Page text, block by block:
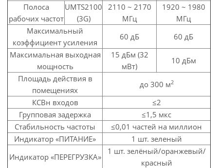
Полоса
рабочих частот
UMTS2100
(3G)
2110 ~ 2170
МГц
1920 ~ 1980
МГц
Максимальный
коэффициент усиления
60 дБ
60 дБ
Максимальная выходная
мощность
15 дБм (32
мВт)
10 дБм
Площадь действия в
помещениях
до 300 м2
КСВн входов
≤2
Групповая задержка
≤1,5 мкс
Стабильность частоты
≤0,01 частей на миллион
Индикатор «ПИТАНИЕ»
1 шт. зеленый
Индикатор «ПЕРЕГРУЗКА»
1 шт. зелёный/оранжевый/
красный